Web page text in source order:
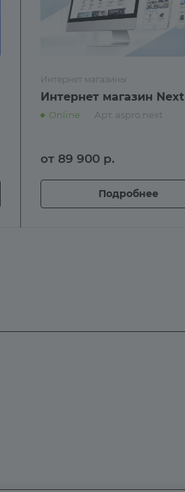
Интернет магазины
Интернет магазин Next
Online Арт. aspro.next
от 89 900 р.
Подробнее